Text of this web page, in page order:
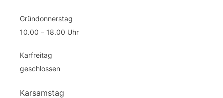
Gründonnerstag
10.00 – 18.00 Uhr
Karfreitag
geschlossen
Karsamstag